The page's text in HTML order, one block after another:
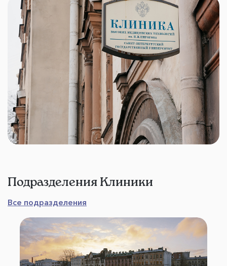
Подразделения Клиники
Все подразделения